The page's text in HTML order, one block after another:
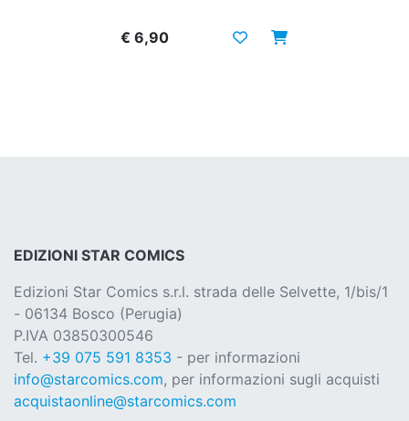
€ 6,90
EDIZIONI STAR COMICS
Edizioni Star Comics s.r.l. strada delle Selvette, 1/bis/1
- 06134 Bosco (Perugia)
P.IVA 03850300546
Tel. +39 075 591 8353 - per informazioni
info@starcomics.com, per informazioni sugli acquisti
acquistaonline@starcomics.com